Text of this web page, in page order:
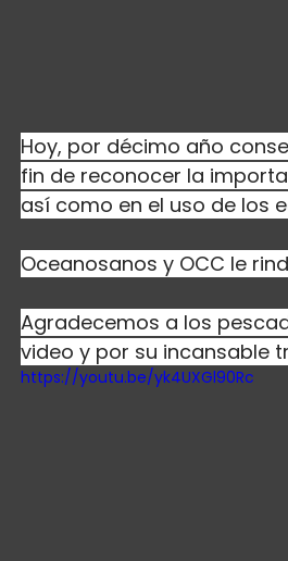
Hoy, por décimo año
fin de reconocer la
así como en el uso de los
Oceanosanos y OCC le
Agradecemos a los
video y por su incansable
https://youtu.be/yk4UXGl90Rc